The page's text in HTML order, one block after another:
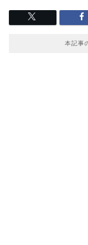
本記事